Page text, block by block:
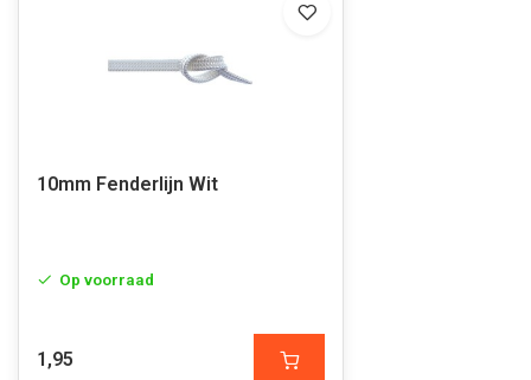
10mm Fenderlijn Wit
Op voorraad
1,95